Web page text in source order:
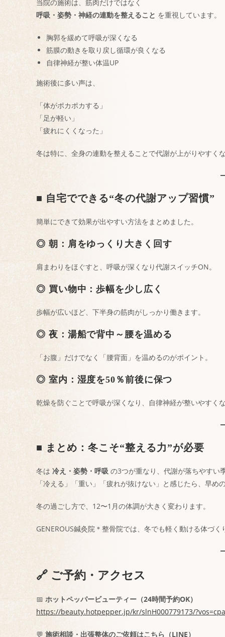
当院の施術は、筋肉だけではなく
呼吸・姿勢・神経の連動を整えること を重視しています。
胸郭を緩めて呼吸が深くなる
筋膜の動きを取り戻し循環が良くなる
自律神経が整い体温UP
施術後に多い声は、
「体がポカポカする」
「足が軽い」
「疲れにくくなった」
冬は特に、全身の連動を整えることで代謝が上がりやすくな
■ 自宅でできる“冬の代謝アップ習慣”
簡単にできて効果が出やすい方法をまとめました。
◎ 朝：肩をゆっくり大きく回す
肩まわりをほぐすと、呼吸が深くなり代謝スイッチON。
◎ 買い物中：歩幅を少し広く
歩幅が広いほど、下半身の筋肉がしっかり働きます。
◎ 夜：湯船で背中～腰を温める
「お腹」だけでなく「腰背面」を温めるのがポイント。
◎ 室内：湿度を50％前後に保つ
乾燥を防ぐことで呼吸が深くなり、自律神経が整いやすくな
■ まとめ：冬こそ“整える力”が必要
冬は 冷え・姿勢・呼吸 の3つが重なり、代謝が落ちやすい
「冷える」「重い」「疲れが抜けない」と感じたら、早め
冬の過ごし方で、12〜1月の体調が大きく変わります。
GENEROUS鍼灸院＊整骨院では、冬でも軽く動ける体づく
🔗 ご予約・アクセス
📅 ホットペッパービューティー（24時間予約OK）
https://beauty.hotpepper.jp/kr/slnH000779173/
💬 施術相談・出張整体のご依頼はこちら（LINE）